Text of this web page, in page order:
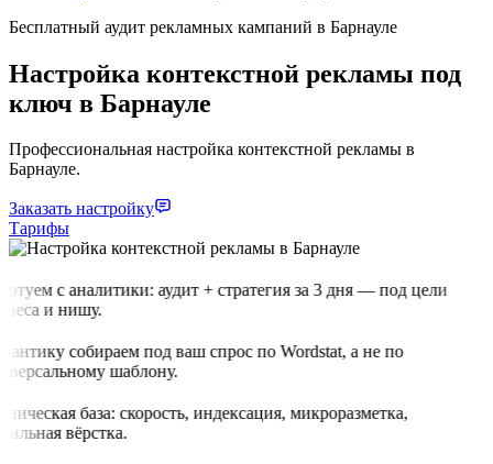
Бесплатный аудит рекламных кампаний в Барнауле
Настройка контекстной рекламы под
ключ в Барнауле
Профессиональная настройка контекстной рекламы в
Барнауле.
Заказать настройку
Тарифы
с аналитики: аудит + стратегия за 3 дня — под цели
и нишу.
собираем под ваш спрос по Wordstat, а не по
шаблону.
база: скорость, индексация, микроразметка,
вёрстка.